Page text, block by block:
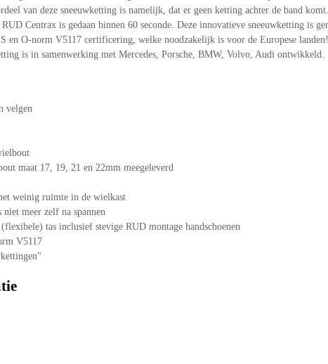
van deze sneeuwketting is namelijk, dat er geen ketting achter de band
Centrax is gedaan binnen 60 seconde. Deze innovatieve sneeuwketting
en O-norm V5117 certificering, welke noodzakelijk is voor de Europese
is in samenwerking met Mercedes, Porsche, BMW, Volvo, Audi ontwikkeld.
velgen
maat 17, 19, 21 en 22mm meegeleverd
weinig ruimte in de wielkast
niet meer zelf na spannen
tas inclusief stevige RUD montage handschoenen
V5117